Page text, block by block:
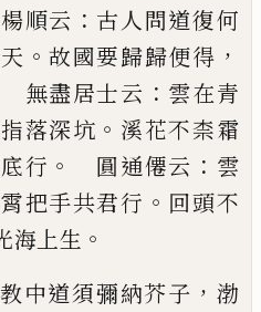
順云 ： 古人問道復何
。故國要歸歸便得 ，
無盡居士云 ： 雲在青
落深坑 。 溪花不柰霜
行 。 圓通僊云 ： 雲
把手共君行 。 回頭不
海上生 。
中道須彌納芥子 ， 渤